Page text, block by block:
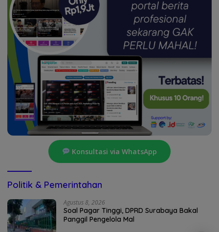
Konsultasi via WhatsApp
Politik & Pemerintahan
Agustus 8, 2026
Soal Pagar Tinggi, DPRD Surabaya Bakal
Panggil Pengelola Mal